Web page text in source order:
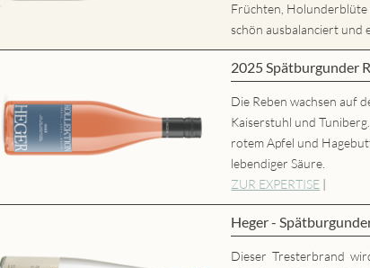
Früchten, Holunderblüte
schön ausbalanciert und
2025 Spätburgunder
Die Reben wachsen auf
Kaiserstuhl und
rotem Apfel und
lebendiger Säure.
ZUR EXPERTISE |
Heger -
Dieser Tresterbrand